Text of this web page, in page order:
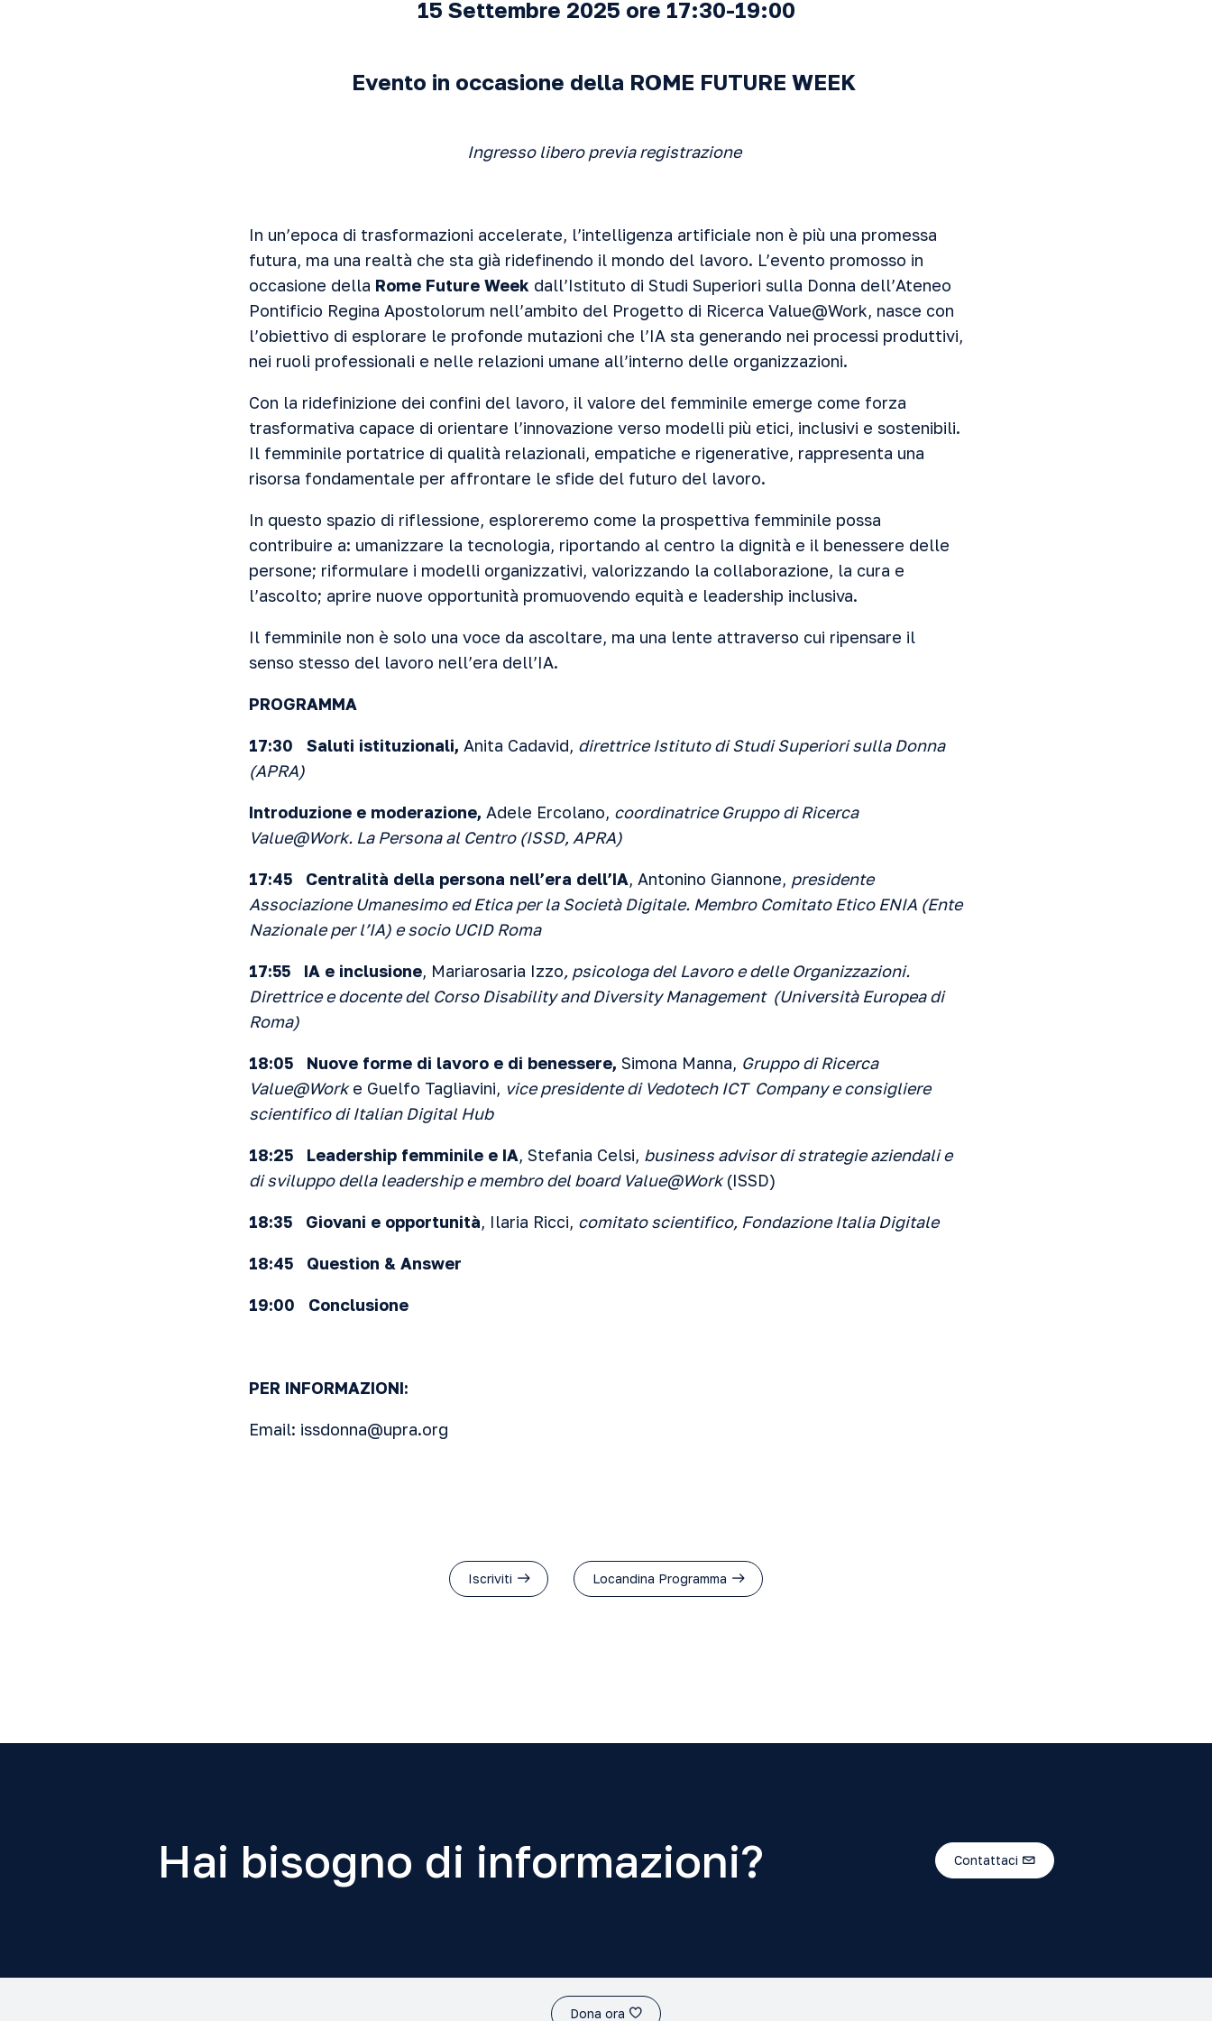
15 Settembre 2025 ore 17:30-19:00
Evento in occasione della ROME FUTURE WEEK
Ingresso libero previa registrazione
In un’epoca di trasformazioni accelerate, l’intelligenza artificiale non è più una promessa
futura, ma una realtà che sta già ridefinendo il mondo del lavoro. L’evento promosso in
occasione della Rome Future Week dall’Istituto di Studi Superiori sulla Donna dell’Ateneo
Pontificio Regina Apostolorum nell’ambito del Progetto di Ricerca Value@Work, nasce con
l’obiettivo di esplorare le profonde mutazioni che l’IA sta generando nei processi produttivi,
nei ruoli professionali e nelle relazioni umane all’interno delle organizzazioni.
Con la ridefinizione dei confini del lavoro, il valore del femminile emerge come forza
trasformativa capace di orientare l’innovazione verso modelli più etici, inclusivi e sostenibili.
Il femminile portatrice di qualità relazionali, empatiche e rigenerative, rappresenta una
risorsa fondamentale per affrontare le sfide del futuro del lavoro.
In questo spazio di riflessione, esploreremo come la prospettiva femminile possa
contribuire a: umanizzare la tecnologia, riportando al centro la dignità e il benessere delle
persone; riformulare i modelli organizzativi, valorizzando la collaborazione, la cura e
l’ascolto; aprire nuove opportunità promuovendo equità e leadership inclusiva.
Il femminile non è solo una voce da ascoltare, ma una lente attraverso cui ripensare il
senso stesso del lavoro nell’era dell’IA.
PROGRAMMA
17:30 Saluti istituzionali, Anita Cadavid, direttrice Istituto di Studi Superiori sulla Donna
(APRA)
Introduzione e moderazione, Adele Ercolano, coordinatrice Gruppo di Ricerca
Value@Work. La Persona al Centro (ISSD, APRA)
17:45 Centralità della persona nell’era dell’IA, Antonino Giannone, presidente
Associazione Umanesimo ed Etica per la Società Digitale. Membro Comitato Etico ENIA (Ente
Nazionale per l’IA) e socio UCID Roma
17:55 IA e inclusione, Mariarosaria Izzo, psicologa del Lavoro e delle Organizzazioni.
Direttrice e docente del Corso Disability and Diversity Management (Università Europea di
Roma)
18:05 Nuove forme di lavoro e di benessere, Simona Manna, Gruppo di Ricerca
Value@Worke Guelfo Tagliavini, vice presidente di Vedotech ICT Company e consigliere
scientifico di Italian Digital Hub
18:25 Leadership femminile e IA, Stefania Celsi, business advisor di strategie aziendali e
di sviluppo della leadership e membro del board Value@Work(ISSD)
18:35 Giovani e opportunità, Ilaria Ricci, comitato scientifico, Fondazione Italia Digitale
18:45 Question & Answer
19:00 Conclusione
PER INFORMAZIONI:
Email: issdonna@upra.org
Iscriviti Locandina Programma
Hai bisogno di informazioni? Contattaci
Dona ora